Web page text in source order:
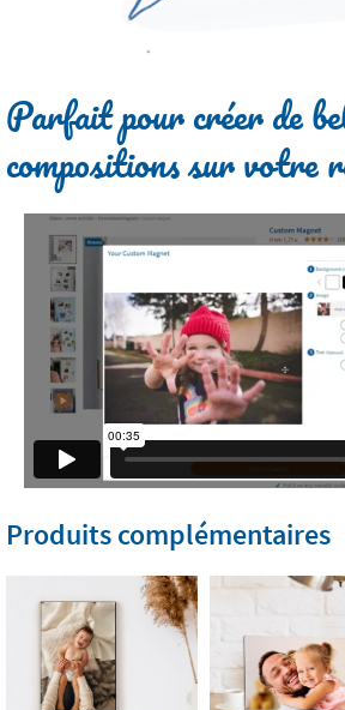
Parfait pour créer de
compositions sur votre
Produits complémentaires